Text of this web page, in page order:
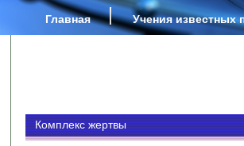
Главная Учения известных
Комплекс жертвы